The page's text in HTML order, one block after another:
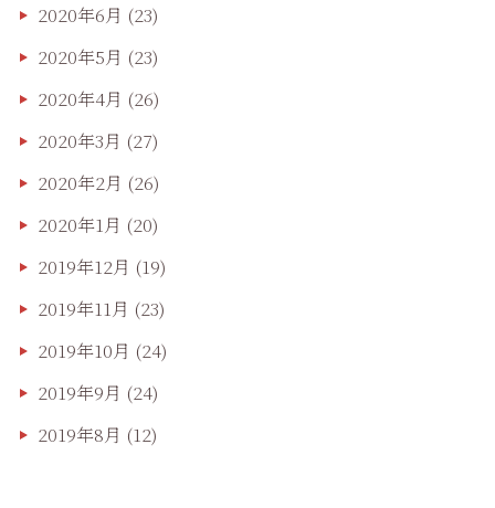
2020年6月 (23)
2020年5月 (23)
2020年4月 (26)
2020年3月 (27)
2020年2月 (26)
2020年1月 (20)
2019年12月 (19)
2019年11月 (23)
2019年10月 (24)
2019年9月 (24)
2019年8月 (12)